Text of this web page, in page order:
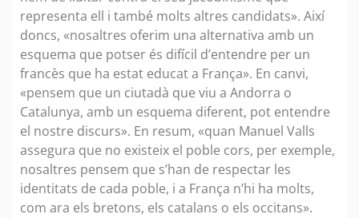
representa ell i també molts altres candidats». Així
doncs, «nosaltres oferim una alternativa amb un
esquema que potser és difícil d’entendre per un
francès que ha estat educat a França». En canvi,
«pensem que un ciutadà que viu a Andorra o
Catalunya, amb un esquema diferent, pot entendre
el nostre discurs». En resum, «quan Manuel Valls
assegura que no existeix el poble cors, per exemple,
nosaltres pensem que s’han de respectar les
identitats de cada poble, i a França n’hi ha molts,
com ara els bretons, els catalans o els occitans».